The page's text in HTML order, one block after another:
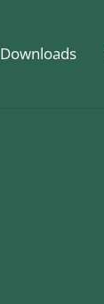
Downloads